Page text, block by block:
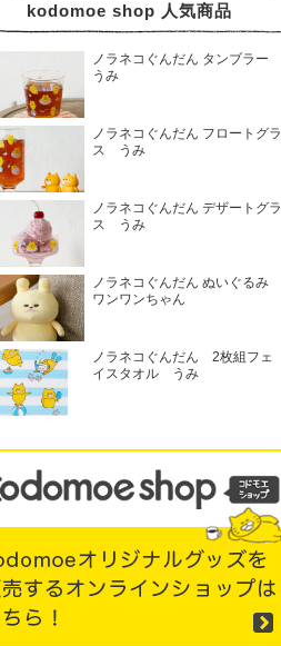
kodomoe shop 人気商品
ノラネコぐんだん タンブラー
うみ
ノラネコぐんだん フロートグラ
ス うみ
ノラネコぐんだん デザートグラ
ス うみ
ノラネコぐんだん ぬいぐるみ
ワンワンちゃん
ノラネコぐんだん 2枚組フェ
イスタオル うみ